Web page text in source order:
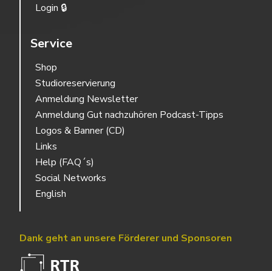
Login 🔒
Service
Shop
Studioreservierung
Anmeldung Newsletter
Anmeldung Gut nachzuhören Podcast-Tipps
Logos & Banner (CD)
Links
Help (FAQ´s)
Social Networks
English
Dank geht an unsere Förderer und Sponsoren